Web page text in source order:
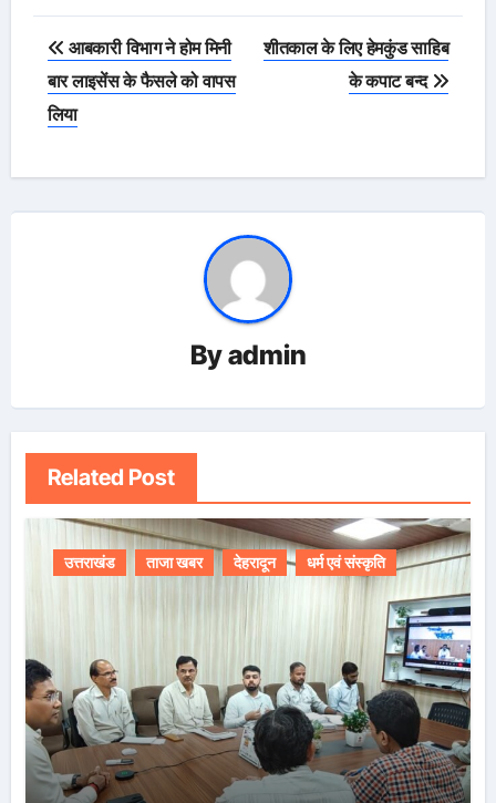
Post
navigation
आबकारी विभाग ने होम मिनी
बार लाइसेंस के फैसले को वापस
लिया
शीतकाल के लिए हेमकुंड साहिब
के कपाट बन्द
Byadmin
Related Post
उत्तराखंड ताजा खबर देहरादून धर्म एवं संस्कृति